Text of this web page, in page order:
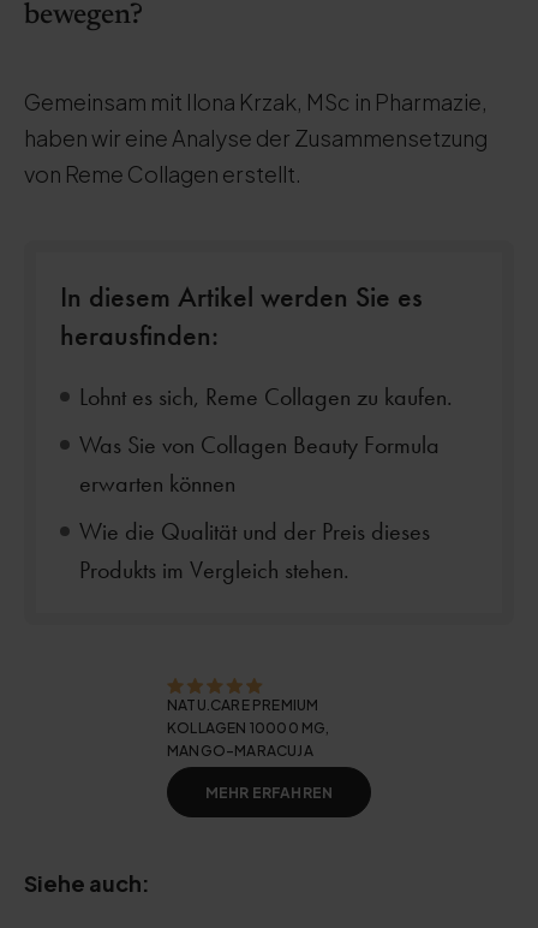
bewegen?
Gemeinsam mit Ilona Krzak, MSc in Pharmazie,
haben wir eine Analyse der Zusammensetzung
von Reme Collagen erstellt.
In diesem Artikel werden Sie es
herausfinden:
Lohnt es sich, Reme Collagen zu kaufen.
Was Sie von Collagen Beauty Formula
erwarten können
Wie die Qualität und der Preis dieses
Produkts im Vergleich stehen.
NATU.CARE PREMIUM
KOLLAGEN 10000 MG,
MANGO-MARACUJA
MEHR ERFAHREN
Siehe auch: